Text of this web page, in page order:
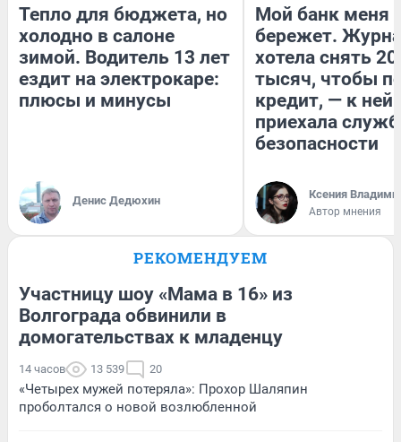
Тепло для бюджета, но
холодно в салоне
зимой. Водитель 13 лет
ездит на электрокаре:
плюсы и минусы
Денис Дедюхин
Мой банк меня
бережет.
хотела снять
тысяч, чтобы
кредит, — к
приехала
безопасности
Ксения
Автор мнения
РЕКОМЕНДУЕМ
Участницу шоу «Мама в 16» из
Волгограда обвинили в
домогательствах к младенцу
14 часов 13 539 20
«Четырех мужей потеряла»: Прохор Шаляпин
проболтался о новой возлюбленной